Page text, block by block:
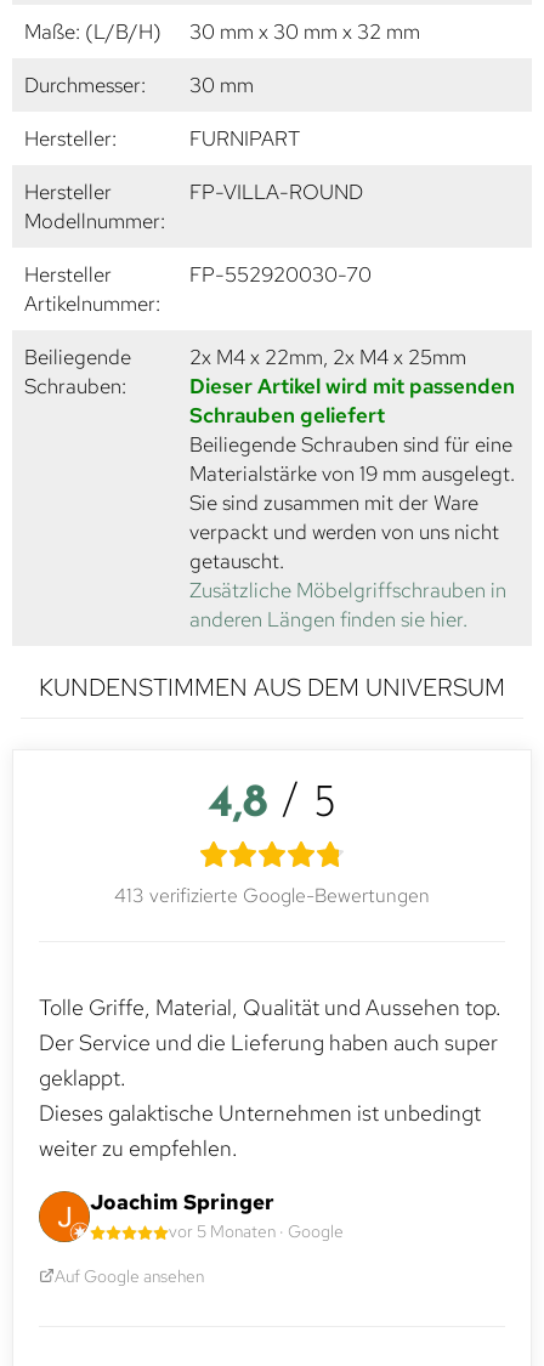
Maße: (L/B/H)
30 mm x 30 mm x 32 mm
Durchmesser:
30 mm
Hersteller:
FURNIPART
Hersteller
Modellnummer:
FP-VILLA-ROUND
Hersteller
Artikelnummer:
FP-552920030-70
Beiliegende
Schrauben:
2x M4 x 22mm, 2x M4 x 25mm
Dieser Artikel wird mit passenden
Schrauben geliefert
Beiliegende Schrauben sind für eine
Materialstärke von 19 mm ausgelegt.
Sie sind zusammen mit der Ware
verpackt und werden von uns nicht
getauscht.
Zusätzliche Möbelgriffschrauben in
anderen Längen finden sie hier.
KUNDENSTIMMEN AUS DEM UNIVERSUM
4,8 / 5
413 verifizierte Google-Bewertungen
Tolle Griffe, Material, Qualität und Aussehen top.
Der Service und die Lieferung haben auch super
geklappt.
Dieses galaktische Unternehmen ist unbedingt
weiter zu empfehlen.
Joachim Springer
vor 5 Monaten · Google
Auf Google ansehen